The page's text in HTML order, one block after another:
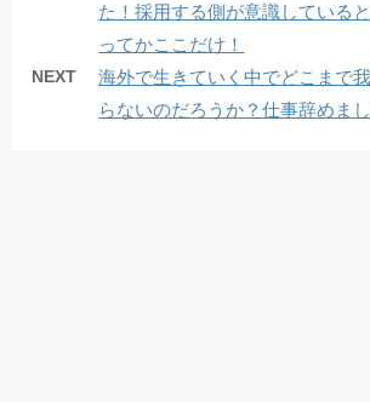
た！採用する側が意識している
ってかここだけ！
NEXT
海外で生きていく中でどこまで
らないのだろうか？仕事辞めまし